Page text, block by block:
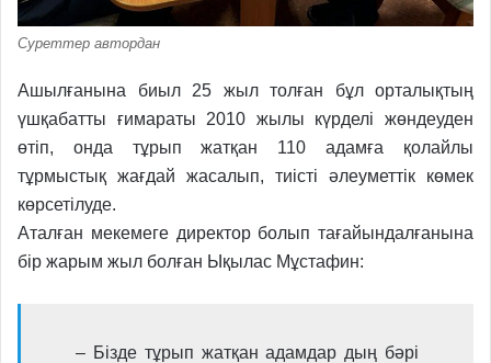
Суреттер автордан
Ашылғанына биыл 25 жыл толған бұл орталықтың
үшқабатты ғимараты 2010 жылы күрделі жөндеуден
өтіп, онда тұрып жатқан 110 адамға қолайлы
тұрмыстық жағдай жасалып, тиісті әлеуметтік көмек
көрсетілуде.
Аталған мекемеге директор болып тағайындалғанына
бір жарым жыл болған Ықылас Мұстафин:
– Бізде тұрып жатқан адамдар дың бәрі